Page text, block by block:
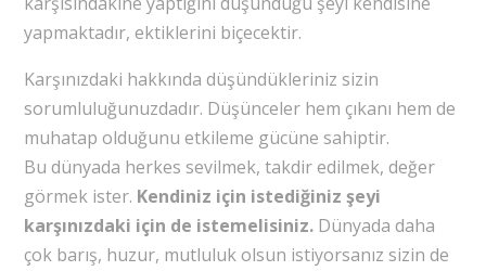
yapmaktadır, ektiklerini biçecektir.
Karşınızdaki hakkında düşündükleriniz sizin
sorumluluğunuzdadır. Düşünceler hem çıkanı hem de
muhatap olduğunu etkileme gücüne sahiptir.
Bu dünyada herkes sevilmek, takdir edilmek, değer
görmek ister. Kendiniz için istediğiniz şeyi
karşınızdaki için de istemelisiniz.Dünyada daha
çok barış, huzur, mutluluk olsun istiyorsanız sizin de